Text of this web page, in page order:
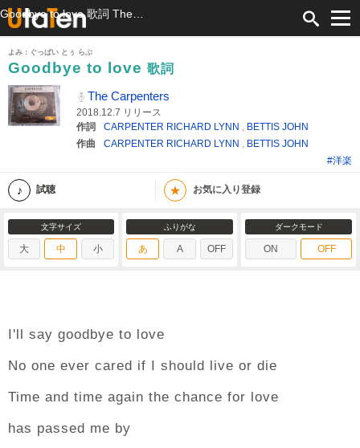
よみ：ぐっばい とぅ らぶ
Goodbye to love 歌詞
The Carpenters
2018.12.7 リリース
作詞
CARPENTER RICHARD LYNN , BETTIS JOHN
作曲
CARPENTER RICHARD LYNN , BETTIS JOHN
#洋楽
試聴 ★ お気に入り登録
文字サイズ
大 中 小
ふりがな
あ A OFF
ダークモード
ON OFF
I'll say goodbye to love
No one ever cared if I should live or die
Time and time again the chance for love
has passed me by